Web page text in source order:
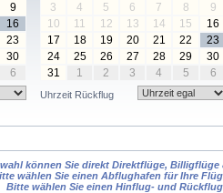
9
16
23
30
6
3
4 5 6 7 8
9
10
11 12 13 14 15
16
17
18 19 20 21 22
23
24
25 26 27 28 29
30
31
1 2 3 4 5 6
Uhrzeit Rückflug
können Sie direkt Direktflüge,
wählen Sie einen Abflughafen für Ihre
Bitte wählen Sie einen Hinflug- und